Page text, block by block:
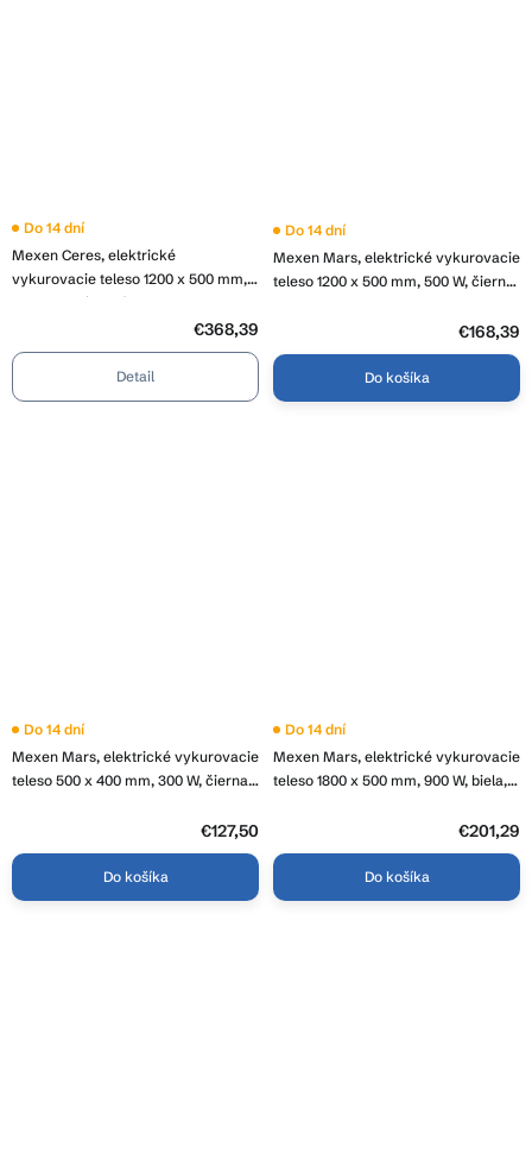
Mexen Ceres, elektrické
vykurovacie teleso 1200 x 500 mm,
600 W, chrómová, W111-1200-500-
Do 14 dní
€368,39
Detail
Mexen Mars, elektrické vykurovacie
teleso 1200 x 500 mm, 500 W, čierna,
Do 14 dní
€168,39
Do košíka
Mexen Mars, elektrické vykurovacie
teleso 500 x 400 mm, 300 W, čierna,
Do 14 dní
€127,50
Do košíka
Mexen Mars, elektrické vykurovacie
teleso 1800 x 500 mm, 900 W, biela,
Do 14 dní
€201,29
Do košíka